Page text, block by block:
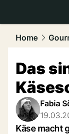
luxury.
Home
Das
Fabia
Käse macht